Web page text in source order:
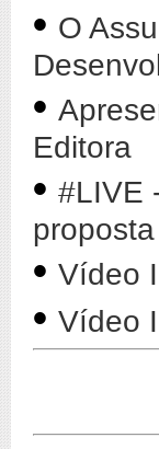
• O
•
Editora
• #LIVE
• Vídeo
• Vídeo